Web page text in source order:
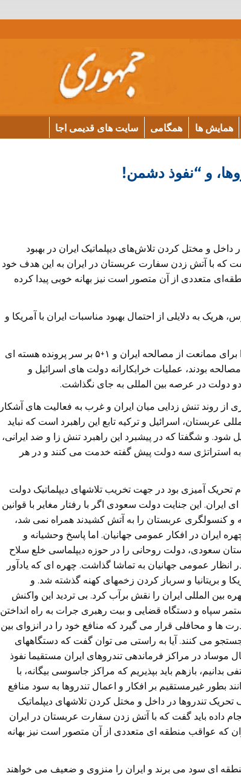
همایش ها همگامی سایت های قدیمی اجا
و “نفوذ دشمن!
و مختل کردن تلاش‌های دیپلماتیک ایران در بهبود
گفت که با آتش زدن سفارت عربستان در ایران به این هدف خود
متعددی از آن متصور است نیز بهانه خوبی پیدا کرده
به دلایلی از احتمال بهبود مناسبات ایران با آمریکا و
عربستان و اسرائیل پیش از توافق برجام همه ظرفیت خود را برای ممانعت از مصالحه ایران و ۱+۵ بر سر پرونده هسته ای
مصالحه بودند، عملیات خرابکارانه دولت های اسرائیل و
دو دولت در عرصه بین المللی به جای نگذاشت.
از روند تنش زدایی میان ایران و غرب به فعالیت های آشکار
عربستان، اسرائیل و ترکیه تابع این راهبرد است که نباید
شود. و شگفتا که در پیشبرد این راهبرد تنش زا و ضد ایرانی،
استراتژی سه دولت پیش گفته خدمت می کنند و در هر
آمیزی بود در جهت تخریب تلاشهای دیپلماتیک دولت
ایران. این جنایت دولت سعودی اگر با رفتار مغایر با قوانین
کنسولگری عربستان را به آتش کشیدند همراه نمی شد،
ایران در افکار عمومی جهانیان. اما پاسخ وحشیانه و
سعودی، دولت روحانی را در حوزه دیپلماسی خلع سلاح
عمومی جهانیان به تماشا گذاشت. چهره ای که یادآور
و بریتانیا و سرباز کردن زخمهای کهنه گذشته شد. و
المللی ایران را نقش برآب کرد. بی تردید این واکنش
سپاه و دستگاه قضایی و بیت رهبری جرات به راه انداختن
ها و محافلی قرار می گیرد که منافع خود را در انزوای بین
می کنند. آیا به راستی می توان گفت که دستگاههای
در مراکز فرماندهی تندروهای ایران مستقیما نفوذ
بازهم باید بپذیریم که مراکز جاسوسی بیگانه، با
بطور غیرمستقیم بر افکار و اعمال تندروها به سود منافع
تحریک تندروها در داخل و مختل کردن تلاشهای دیپلماتیک
داده باید گفت که با آتش زدن سفارت عربستان در ایران
که عواقب منطقه ای متعددی از آن متصور است نیز بهانه
ای سود می برند و ایران را منزوی و ضعیف می خواهند